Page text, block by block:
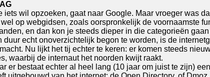
iets wil opzoeken, gaat naar Google. Maar vroeger was
op webgidsen, zoals oorspronkelijk de voornaamste
en dan kon je steeds dieper in die categorieën
duur echt onoverzichtelijk begon te worden, is de
Nu lijkt het tij echter te keren: er komen steeds
waarbij de internaut het noorden kwijt raakt.
er bestaat echter al heel lang (10 jaar om juist te zijn)